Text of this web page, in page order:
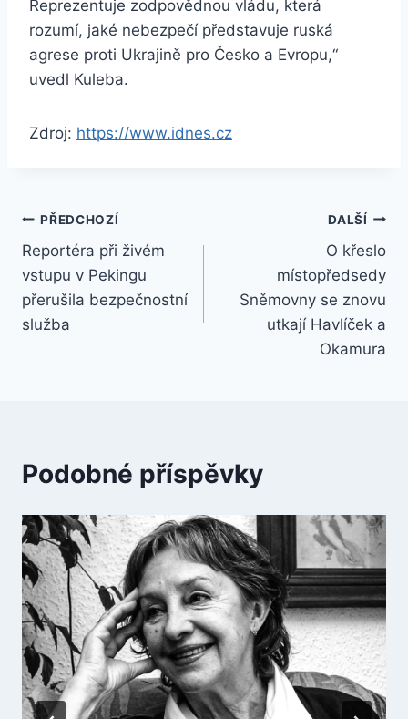
Reprezentuje zodpovědnou vládu, která
rozumí, jaké nebezpečí představuje ruská
agrese proti Ukrajině pro Česko a Evropu,“
uvedl Kuleba.
Zdroj: https://www.idnes.cz
Navigace
pro
příspěvek
PŘEDCHOZÍ
Reportéra při živém
vstupu v Pekingu
přerušila bezpečnostní
služba
DALŠÍ
O křeslo
místopředsedy
Sněmovny se znovu
utkají Havlíček a
Okamura
Podobné příspěvky